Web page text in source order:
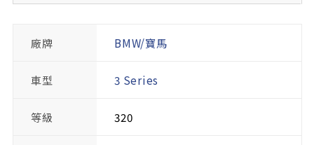
廠牌 BMW/寶馬
車型 3 Series
等級 320